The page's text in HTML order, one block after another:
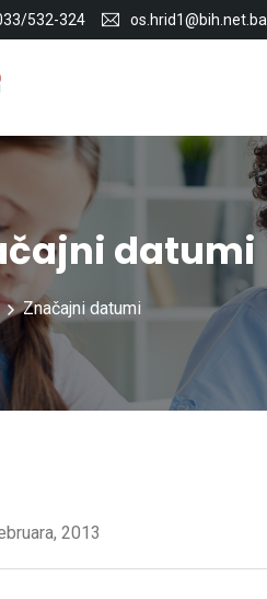
532-324 os.hrid1@bih.net.ba
datumi
Značajni datumi
2013